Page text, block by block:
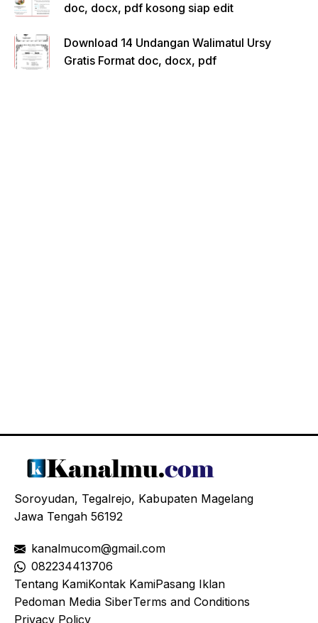
doc, docx, pdf kosong siap edit
Download 14 Undangan Walimatul Ursy
Gratis Format doc, docx, pdf
Soroyudan, Tegalrejo, Kabupaten Magelang
Jawa Tengah 56192
kanalmucom@gmail.com
082234413706
Tentang KamiKontak KamiPasang Iklan
Pedoman Media SiberTerms and Conditions
Privacy Policy